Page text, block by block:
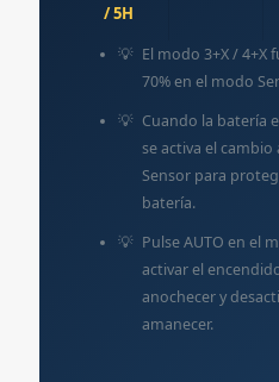
/ 5H
El modo 3+X /
70% en el modo
Cuando la batería
se activa el
Sensor para
batería.
Pulse AUTO en el
activar el
anochecer y
amanecer.